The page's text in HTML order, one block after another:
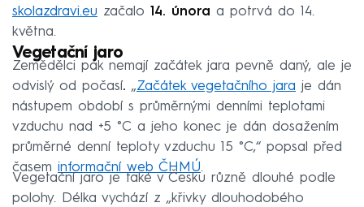
skolazdravi.eu začalo 14. února a potrvá do 14.
května.
Vegetační jaro
Zemědělci pak nemají začátek jara pevně daný, ale je
odvislý od počasí. „Začátek vegetačního jara je dán
nástupem období s průměrnými denními teplotami
vzduchu nad +5 °C a jeho konec je dán dosažením
průměrné denní teploty vzduchu 15 °C,“ popsal před
časem informační web ČHMÚ.
Vegetační jaro je také v Česku různě dlouhé podle
polohy. Délka vychází z „křivky dlouhodobého